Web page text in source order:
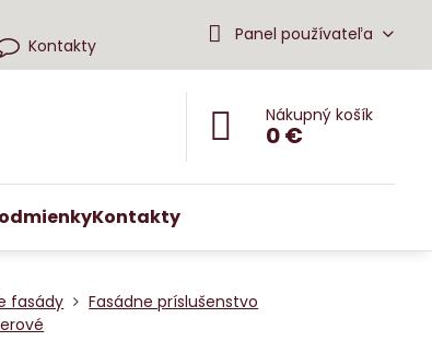
Kontakty
Panel používateľa
Nákupný košík
0 €
Kontakty
fasády
Fasádne príslušenstvo